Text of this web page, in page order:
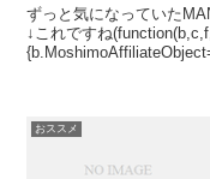
ずっと気になっていた
↓これですね
おススメ